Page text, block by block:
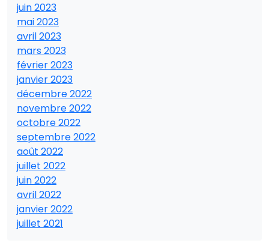
juin 2023
mai 2023
avril 2023
mars 2023
février 2023
janvier 2023
décembre 2022
novembre 2022
octobre 2022
septembre 2022
août 2022
juillet 2022
juin 2022
avril 2022
janvier 2022
juillet 2021